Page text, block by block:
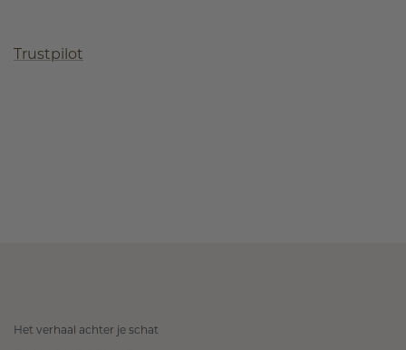
Trustpilot
Het verhaal achter je schat